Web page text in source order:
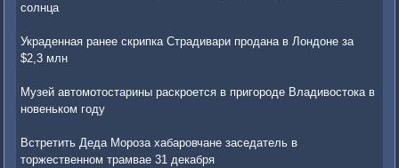
солнца
Украденная ранее скрипка Страдивари продана в Лондоне за
$2,3 млн
Музей автомотостарины раскроется в пригороде Владивостока в
новеньком году
Встретить Деда Мороза хабаровчане заседатель в
торжественном трамвае 31 декабря